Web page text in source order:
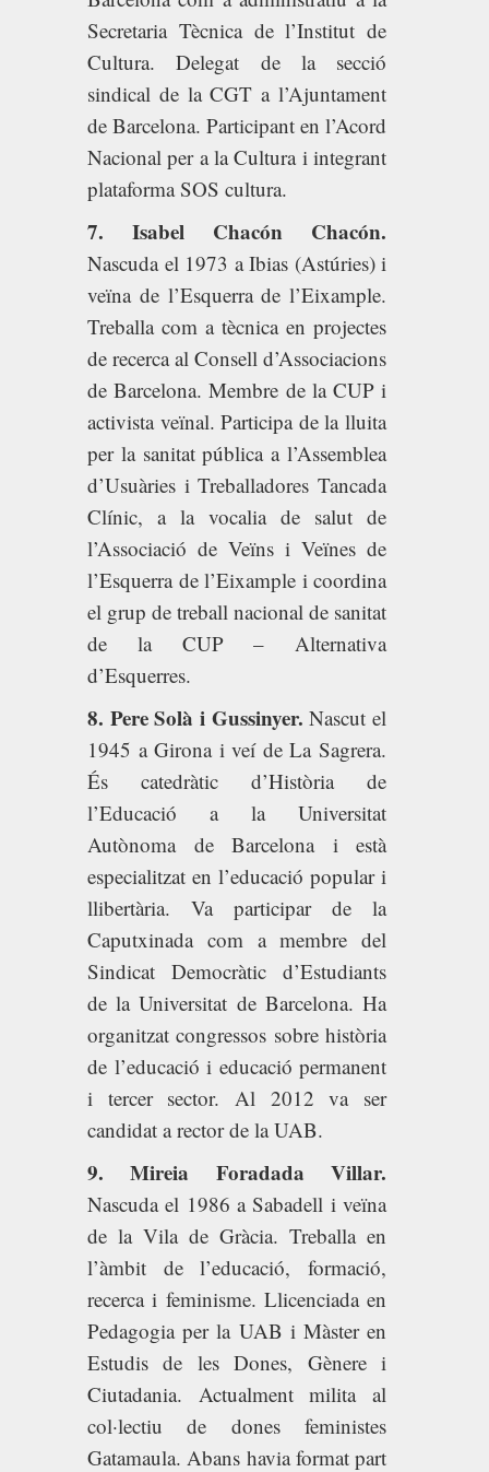
Secretaria Tècnica de l’Institut de
Cultura. Delegat de la secció
sindical de la CGT a l’Ajuntament
de Barcelona. Participant en l’Acord
Nacional per a la Cultura i integrant
plataforma SOS cultura.
7. Isabel Chacón Chacón.
Nascuda el 1973 a Ibias (Astúries) i
veïna de l’Esquerra de l’Eixample.
Treballa com a tècnica en projectes
de recerca al Consell d’Associacions
de Barcelona. Membre de la CUP i
activista veïnal. Participa de la lluita
per la sanitat pública a l’Assemblea
d’Usuàries i Treballadores Tancada
Clínic, a la vocalia de salut de
l’Associació de Veïns i Veïnes de
l’Esquerra de l’Eixample i coordina
el grup de treball nacional de sanitat
de la CUP – Alternativa
d’Esquerres.
8. Pere Solà i Gussinyer. Nascut el
1945 a Girona i veí de La Sagrera.
És catedràtic d’Història de
l’Educació a la Universitat
Autònoma de Barcelona i està
especialitzat en l’educació popular i
llibertària. Va participar de la
Caputxinada com a membre del
Sindicat Democràtic d’Estudiants
de la Universitat de Barcelona. Ha
organitzat congressos sobre història
de l’educació i educació permanent
i tercer sector. Al 2012 va ser
candidat a rector de la UAB.
9. Mireia Foradada Villar.
Nascuda el 1986 a Sabadell i veïna
de la Vila de Gràcia. Treballa en
l’àmbit de l’educació, formació,
recerca i feminisme. Llicenciada en
Pedagogia per la UAB i Màster en
Estudis de les Dones, Gènere i
Ciutadania. Actualment milita al
col·lectiu de dones feministes
Gatamaula. Abans havia format part